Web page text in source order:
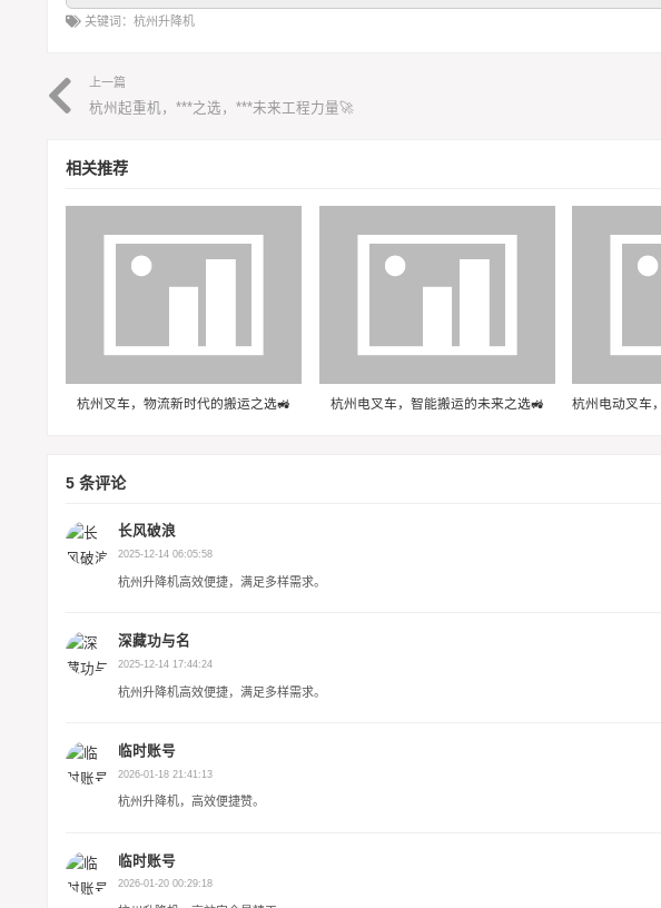
关键词： 杭州升降机
上一篇
杭州起重机，***之选，***未来工程力量🚀
相关推荐
杭州叉车，物流新时代的搬运之选🚜 杭州电叉车，智能搬运的未来之选🚜
5 条评论
长风破浪
2025-12-14 06:05:58
杭州升降机高效便捷，满足多样需求。
深藏功与名
2025-12-14 17:44:24
杭州升降机高效便捷，满足多样需求。
临时账号
2026-01-18 21:41:13
杭州升降机，高效便捷赞。
临时账号
2026-01-20 00:29:18